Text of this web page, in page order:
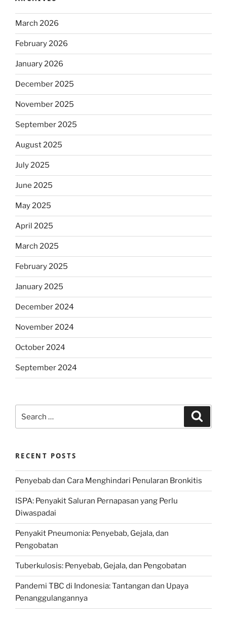
March 2026
February 2026
January 2026
December 2025
November 2025
September 2025
August 2025
July 2025
June 2025
May 2025
April 2025
March 2025
February 2025
January 2025
December 2024
November 2024
October 2024
September 2024
for:
RECENT POSTS
Penyebab dan Cara Menghindari Penularan Bronkitis
ISPA: Penyakit Saluran Pernapasan yang Perlu
Diwaspadai
Penyakit Pneumonia: Penyebab, Gejala, dan
Pengobatan
Tuberkulosis: Penyebab, Gejala, dan Pengobatan
Pandemi TBC di Indonesia: Tantangan dan Upaya
Penanggulangannya